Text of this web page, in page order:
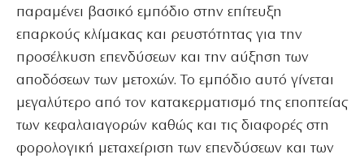
παραμένει βασικό εμπόδιο στην επίτευξη
επαρκούς κλίμακας και ρευστότητας για την
προσέλκυση επενδύσεων και την αύξηση των
αποδόσεων των μετοχών. Το εμπόδιο αυτό γίνεται
μεγαλύτερο από τον κατακερματισμό της εποπτείας
των κεφαλαιαγορών καθώς και τις διαφορές στη
φορολογική μεταχείριση των επενδύσεων και των